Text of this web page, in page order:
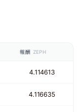
報酬 ZEPH
4.114613
4.116635